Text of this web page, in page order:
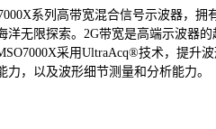
系列高带宽混合信号示波器，
洋无限探索。2G带宽是高端示波器
采用UltraAcq®技术，提升
力，以及波形细节测量和分析能力。